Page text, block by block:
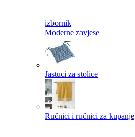
izbornik
Moderne zavjese
Jastuci za stolice
Ručnici i ručnici za kupanje